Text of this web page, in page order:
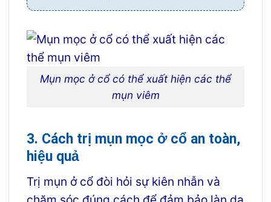
Mụn mọc ở cổ có thể xuất hiện các thể
mụn viêm
3. Cách trị mụn mọc ở cổ an toàn,
hiệu quả
Trị mụn ở cổ đòi hỏi sự kiên nhẫn và